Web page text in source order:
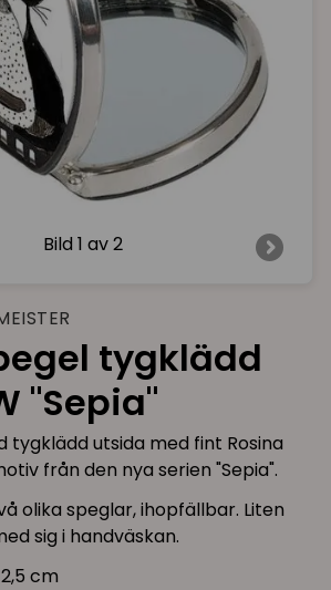
Bild 1 av 2
tygklädd
"Sepia"
tygklädd utsida med fint Rosina
från den nya serien "Sepia".
olika speglar, ihopfällbar. Liten
sig i handväskan.
cm